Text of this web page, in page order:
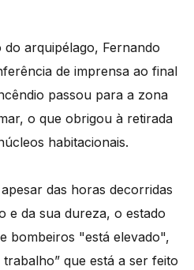
arquipélago, Fernando
de imprensa ao final
passou para a zona
o que obrigou à retirada
habitacionais.
das horas decorridas
e da sua dureza, o estado
bombeiros "está elevado",
que está a ser feito